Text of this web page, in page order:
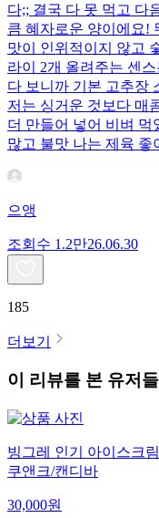
다;; 결국 다 못 먹고 다
큼 혜자로운 양이에요!
맛이 인위적이지 않고
라이 2개 올려주는 센
다 보니까 기본 고추장
저는 싱거운 것보다 매
더 만들어 넣어 비벼
많고 불맛 나는 제육
으앵
조회수 1.2만26.06.30
185
더보기
이 리뷰를 본 유저
빙그레 인기 아이스크
쿠앤크/캔디바
30,000원